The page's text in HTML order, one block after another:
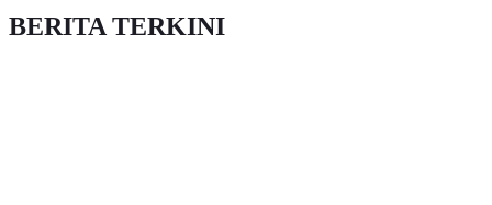
BERITA TERKINI